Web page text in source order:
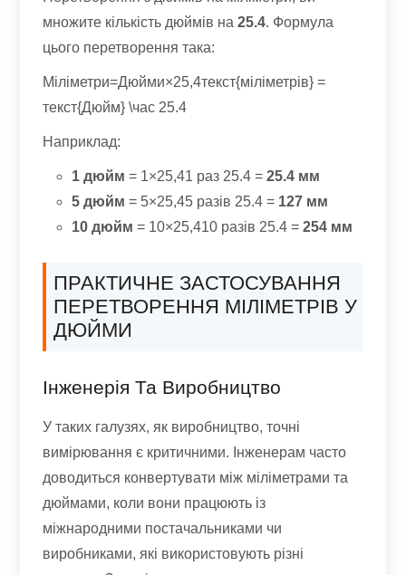
множите кількість дюймів на25.4. Формула
цього перетворення така:
Міліметри=Дюйми×25,4текст{міліметрів} =
текст{Дюйм} \час 25.4
Наприклад:
1 дюйм = 1×25,41 раз 25.4 =25.4 мм
5 дюйм = 5×25,45 разів 25.4 = 127 мм
10 дюйм = 10×25,410 разів 25.4 =254 мм
ПРАКТИЧНЕ ЗАСТОСУВАННЯ
ПЕРЕТВОРЕННЯ МІЛІМЕТРІВ У
ДЮЙМИ
Інженерія Та Виробництво
У таких галузях, як виробництво, точні
вимірювання є критичними. Інженерам часто
доводиться конвертувати між міліметрами та
дюймами, коли вони працюють із
міжнародними постачальниками чи
виробниками, які використовують різні